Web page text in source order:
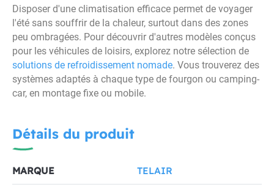
Disposer d'une climatisation efficace permet de voyager
l'été sans souffrir de la chaleur, surtout dans des zones
peu ombragées. Pour découvrir d'autres modèles conçus
pour les véhicules de loisirs, explorez notre sélection de
solutions de refroidissement nomade. Vous trouverez des
systèmes adaptés à chaque type de fourgon ou camping-
car, en montage fixe ou mobile.
Détails du produit
MARQUE TELAIR